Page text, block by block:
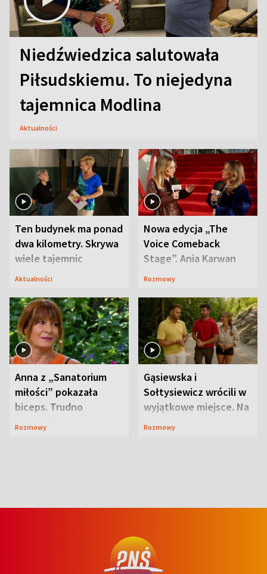
Niedźwiedzica salutowała
Piłsudskiemu. To niejedyna
tajemnica Modlina
Aktualności
Ten budynek ma ponad
dwa kilometry. Skrywa
wiele tajemnic
Aktualności
Nowa edycja „The
Voice Comeback
Stage”. Ania Karwan
zapowiada
Rozmowy
Anna z „Sanatorium
miłości” pokazała
biceps. Trudno
uwierzyć, co przeszła
Rozmowy
Gąsiewska i
Sołtysiewicz wrócili w
wyjątkowe miejsce. Na
szlaku czekał
Rozmowy